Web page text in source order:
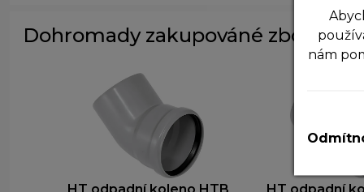
Dohromady zakupováné zboží
nám